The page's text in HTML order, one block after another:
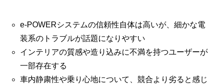
e-POWERシステムの信頼性自体は高いが、細かな電
装系のトラブルが話題になりやすい
インテリアの質感や造り込みに不満を持つユーザーが
一部存在する
車内静粛性や乗り心地について、競合より劣ると感じ